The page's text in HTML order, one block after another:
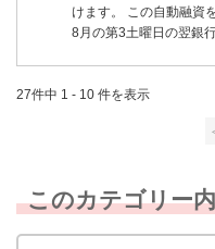
けます。 この自動融資
8月の第3土曜日の翌銀
27件中 1 - 10 件を表示
このカテゴリー